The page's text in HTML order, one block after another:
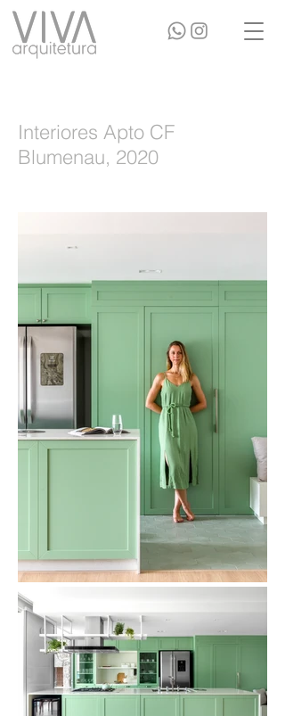
Interiores Apto CF
Blumenau, 2020